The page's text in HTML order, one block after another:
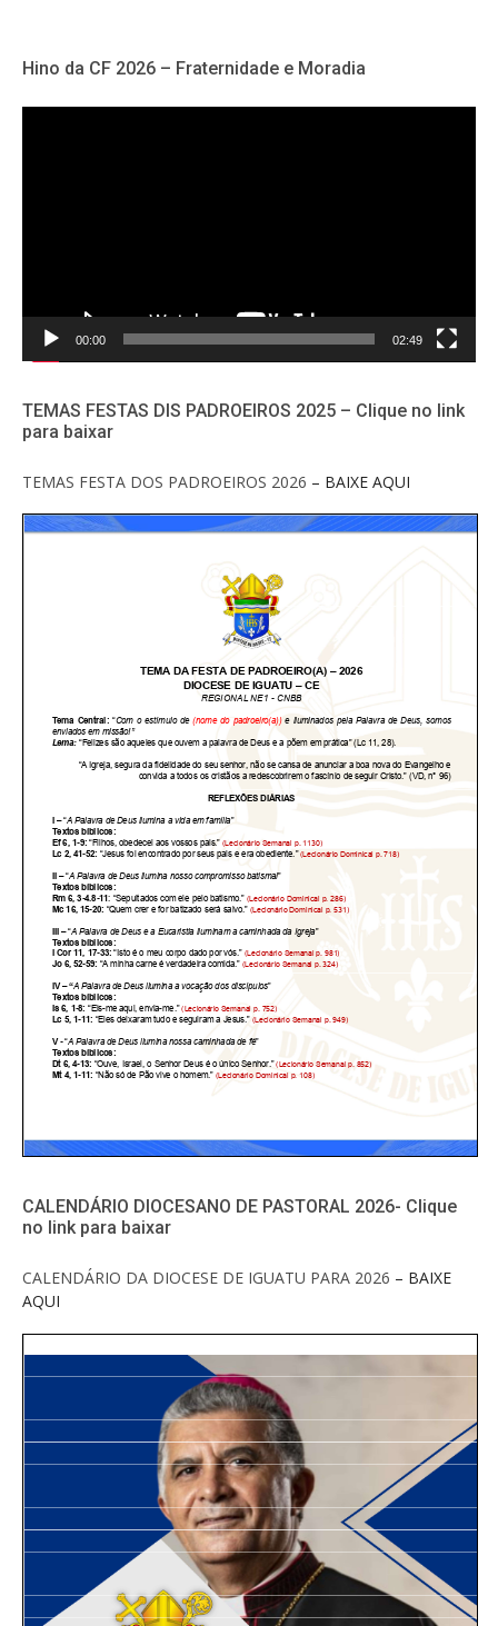
Hino da CF 2026 – Fraternidade e Moradia
00:00 02:49
TEMAS FESTAS DIS PADROEIROS 2025 – Clique no link
para baixar
TEMAS FESTA DOS PADROEIROS 2026 – BAIXE AQUI
CALENDÁRIO DIOCESANO DE PASTORAL 2026- Clique
no link para baixar
CALENDÁRIO DA DIOCESE DE IGUATU PARA 2026 – BAIXE
AQUI